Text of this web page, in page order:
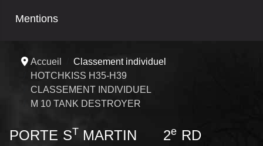
Mentions
Accueil
Classement individuel
HOTCHKISS H35-H39
CLASSEMENT INDIVIDUEL
M 10 TANK DESTROYER
PORTE ST MARTIN 2e RD